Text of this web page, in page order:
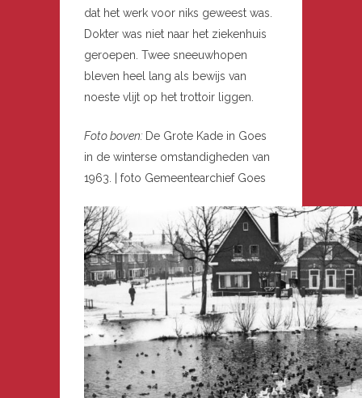
dat het werk voor niks geweest was.
Dokter was niet naar het ziekenhuis
geroepen. Twee sneeuwhopen
bleven heel lang als bewijs van
noeste vlijt op het trottoir liggen.
Foto boven: De Grote Kade in Goes
in de winterse omstandigheden van
1963. | foto Gemeentearchief Goes